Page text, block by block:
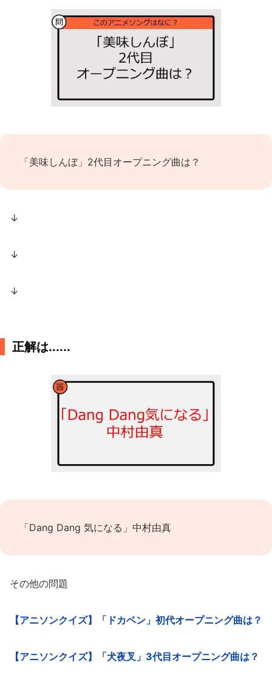
「美味しんぼ」2代目オープニング曲は？
↓
↓
↓
正解は......
「Dang Dang 気になる」中村由真
その他の問題
【アニソンクイズ】「ドカベン」初代オープニング曲は？
【アニソンクイズ】「犬夜叉」3代目オープニング曲は？